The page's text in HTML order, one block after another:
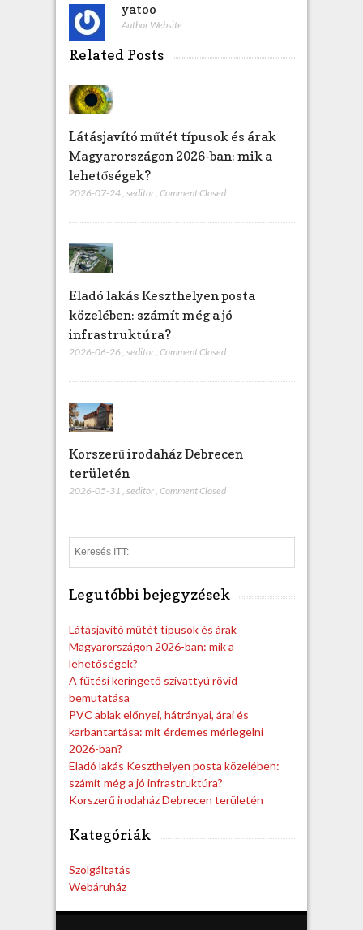
yatoo
Author Website
Related Posts
Látásjavító műtét típusok és árak
Magyarországon 2026-ban: mik a
lehetőségek?
2026-07-24, seditor, Comment Closed
Eladó lakás Keszthelyen posta
közelében: számít még a jó
infrastruktúra?
2026-06-26 seditor Comment Closed
Korszerű irodaház Debrecen
területén
2026-05-31 , seditor, Comment Closed
e
Legutóbbi bejegyzések
Látásjavító műtét típusok és árak
Magyarországon 2026-ban: mik a
lehetőségek?
A fűtési keringető szivattyú rövid
bemutatása
PVC ablak előnyei, hátrányai, árai és
karbantartása: mit érdemes mérlegelni
2026-ban?
Eladó lakás Keszthelyen posta közelében:
számít még a jó infrastruktúra?
Korszerű irodaház Debrecen területén
Kategóriák
Szolgáltatás
Webáruház